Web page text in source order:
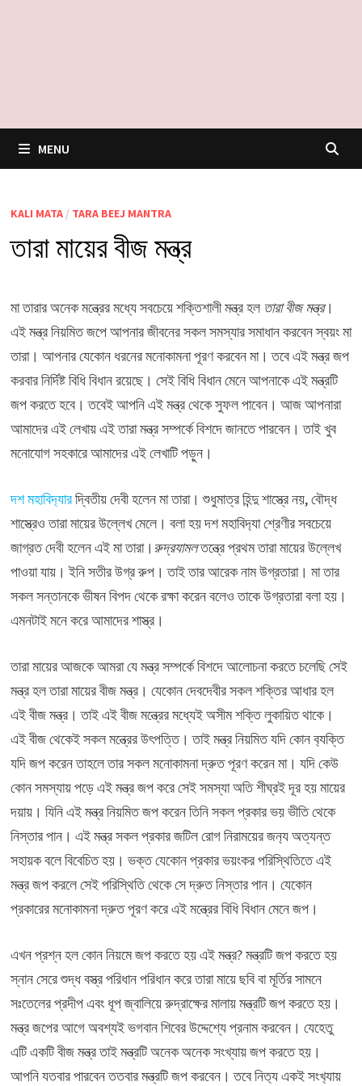
MENU
KALI MATA/ TARA BEEJ MANTRA
তারা মায়ের বীজ মন্ত্র
মা তারার অনেক মন্ত্রের মধ্যে সবচেয়ে শক্তিশালী মন্ত্র হল তারা বীজ মন্ত্র।
এই মন্ত্র নিয়মিত জপে আপনার জীবনের সকল সমস্যার সমাধান করবেন স্বয়ং মা
তারা। আপনার যেকোন ধরনের মনোকামনা পূরণ করবেন মা। তবে এই মন্ত্র জপ
করবার নির্দিষ্ট বিধি বিধান রয়েছে। সেই বিধি বিধান মেনে আপনাকে এই মন্ত্রটি
জপ করতে হবে। তবেই আপনি এই মন্ত্র থেকে সুফল পাবেন। আজ আপনারা
আমাদের এই লেখায় এই তারা মন্ত্র সম্পর্কে বিশদে জানতে পারবেন। তাই খুব
মনোযোগ সহকারে আমাদের এই লেখাটি পড়ুন।
দশ মহাবিদ‍্যারদ্বিতীয় দেবী হলেন মা তারা। শুধুমাত্র হিন্দু শাস্ত্রে নয়, বৌদ্ধ
শাস্ত্রেও তারা মায়ের উল্লেখ মেলে। বলা হয় দশ মহাবিদ‍্যা শ্রেণীর সবচেয়ে
জাগ্রত দেবী হলেন এই মা তারা। রুদ্রযামলতন্ত্রে প্রথম তারা মায়ের উল্লেখ
পাওয়া যায়। ইনি সতীর উগ্র রুপ। তাই তার আরেক নাম উগ্রতারা। মা তার
সকল সন্তানকে ভীষন বিপদ থেকে রক্ষা করেন বলেও তাকে উগ্রতারা বলা হয়।
এমনটাই মনে করে আমাদের শাস্ত্র।
তারা মায়ের আজকে আমরা যে মন্ত্র সম্পর্কে বিশদে আলোচনা করতে চলেছি সেই
মন্ত্র হল তারা মায়ের বীজ মন্ত্র। যেকোন দেবদেবীর সকল শক্তির আধার হল
এই বীজ মন্ত্র। তাই এই বীজ মন্ত্রের মধ্যেই অসীম শক্তি লুকায়িত থাকে।
এই বীজ থেকেই সকল মন্ত্রের উৎপত্তি। তাই মন্ত্র নিয়মিত যদি কোন ব‍্যক্তি
যদি জপ করেন তাহলে তার সকল মনোকামনা দ্রুত পূরণ করেন মা। যদি কেউ
কোন সমস্যায় পড়ে এই মন্ত্র জপ করে সেই সমস্যা অতি শীঘ্রই দূর হয় মায়ের
দয়ায়। যিনি এই মন্ত্র নিয়মিত জপ করেন তিনি সকল প্রকার ভয় ভীতি থেকে
নিস্তার পান। এই মন্ত্র সকল প্রকার জটিল রোগ নিরাময়ের জন‍্য অত্যন্ত
সহায়ক বলে বিবেচিত হয়। ভক্ত যেকোন প্রকার ভয়ংকর পরিস্থিতিতে এই
মন্ত্র জপ করলে সেই পরিস্থিতি থেকে সে দ্রুত নিস্তার পান। যেকোন
প্রকারের মনোকামনা দ্রুত পূরণ করে এই মন্ত্রের বিধি বিধান মেনে জপ।
এখন প্রশ্ন হল কোন নিয়মে জপ করতে হয় এই মন্ত্র? মন্ত্রটি জপ করতে হয়
স্নান সেরে শুদ্ধ বস্ত্র পরিধান পরিধান করে তারা মায়ে ছবি বা মূর্তির সামনে
সঃতেলের প্রদীপ এবং ধূপ জ্বালিয়ে রুদ্রাক্ষের মালায় মন্ত্রটি জপ করতে হয়।
মন্ত্র জপের আগে অবশ্যই ভগবান শিবের উদ্দেশ্যে প্রনাম করবেন। যেহেতু
এটি একটি বীজ মন্ত্র তাই মন্ত্রটি অনেক অনেক সংখ্যায় জপ করতে হয়।
আপনি যতবার পারবেন ততবার মন্ত্রটি জপ করবেন। তবে নিত‍্য একই সংখ‍্যায়